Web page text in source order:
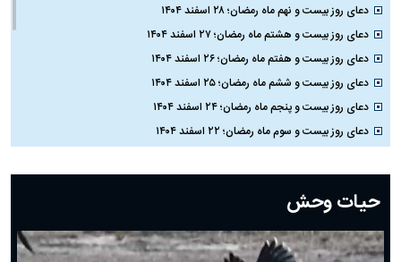
دعای روز بیست و نهم ماه رمضان؛ ۲۸ اسفند ۱۴۰۴
دعای روز بیست و هشتم ماه رمضان؛ ۲۷ اسفند ۱۴۰۴
دعای روز بیست و هفتم ماه رمضان؛ ۲۶ اسفند ۱۴۰۴
دعای روز بیست و ششم ماه رمضان؛ ۲۵ اسفند ۱۴۰۴
دعای روز بیست و پنجم ماه رمضان؛ ۲۴ اسفند ۱۴۰۴
دعای روز بیست و سوم ماه رمضان؛ ۲۲ اسفند ۱۴۰۴
دعای روز بیستم ماه رمضان؛ ۱۹ اسفند ۱۴۰۴
دعای روز هشتم ماه مبارک رمضان؛ ۷ اسفند ماه ۱۴۰۴
دعای روز هفتم ماه رمضان؛ ۶ اسفند ۱۴۰۴
دعای روز ششم ماه رمضان؛ ۵ اسفند ۱۴۰۴
حیات وحش